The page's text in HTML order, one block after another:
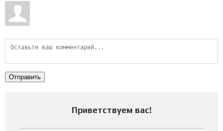
Отправить
Приветствуем вас!